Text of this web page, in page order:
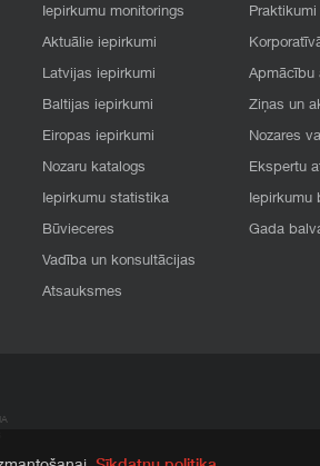
Iepirkumu monitorings
Aktuālie iepirkumi
Latvijas iepirkumi
Baltijas iepirkumi
Eiropas iepirkumi
Nozaru katalogs
Iepirkumu statistika
Būvieceres
Vadība un konsultācijas
Atsauksmes
Praktikumi
Apmācību
Ziņas un
Nozares
Ekspertu
Iepirkumu
Gada